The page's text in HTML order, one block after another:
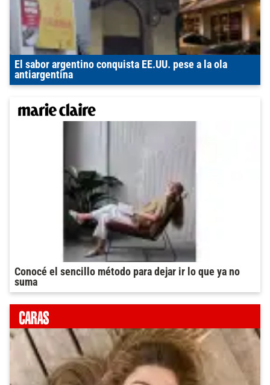
El sabor argentino conquista EE.UU. pese a la ola
antiargentina
Conocé el sencillo método para dejar ir lo que ya no
suma